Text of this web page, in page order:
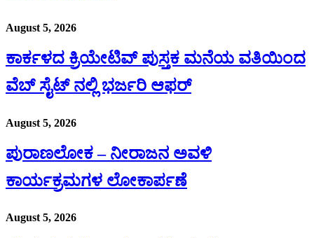
August 5, 2026
ಕಾರ್ಕಳದ ಕ್ರಿಯೇಟಿವ್ ಪುಸ್ತಕ ಮನೆಯ ವತಿಯಿಂದ
ವೆಬ್ ಸೈಟ್ ನಲ್ಲಿ ಭರ್ಜರಿ ಆಫರ್
August 5, 2026
ಪುರಾಣಲೋಕ – ನೀರಾಜನ ಅವಳಿ
ಕಾರ್ಯಕ್ರಮಗಳ ಲೋಕಾರ್ಪಣೆ
August 5, 2026